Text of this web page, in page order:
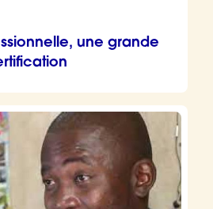
une grande